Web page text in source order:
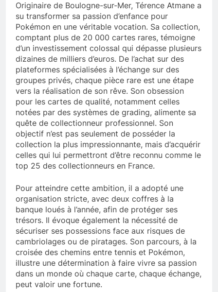
Originaire de Boulogne-sur-Mer, Térence Atmane a
su transformer sa passion d’enfance pour
Pokémon en une véritable vocation. Sa collection,
comptant plus de 20 000 cartes rares, témoigne
d’un investissement colossal qui dépasse plusieurs
dizaines de milliers d’euros. De l’achat sur des
plateformes spécialisées à l’échange sur des
groupes privés, chaque pièce rare est une étape
vers la réalisation de son rêve. Son obsession
pour les cartes de qualité, notamment celles
notées par des systèmes de grading, alimente sa
quête de collectionneur professionnel. Son
objectif n’est pas seulement de posséder la
collection la plus impressionnante, mais d’acquérir
celles qui lui permettront d’être reconnu comme le
top 25 des collectionneurs en France.
Pour atteindre cette ambition, il a adopté une
organisation stricte, avec deux coffres à la
banque loués à l’année, afin de protéger ses
trésors. Il évoque également la nécessité de
sécuriser ses possessions face aux risques de
cambriolages ou de piratages. Son parcours, à la
croisée des chemins entre tennis et Pokémon,
illustre une détermination à faire vivre sa passion
dans un monde où chaque carte, chaque échange,
peut valoir une fortune.